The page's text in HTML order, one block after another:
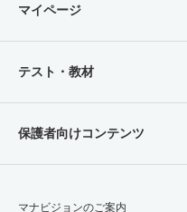
マイページ
テスト・教材
保護者向けコンテンツ
マナビジョンのご案内